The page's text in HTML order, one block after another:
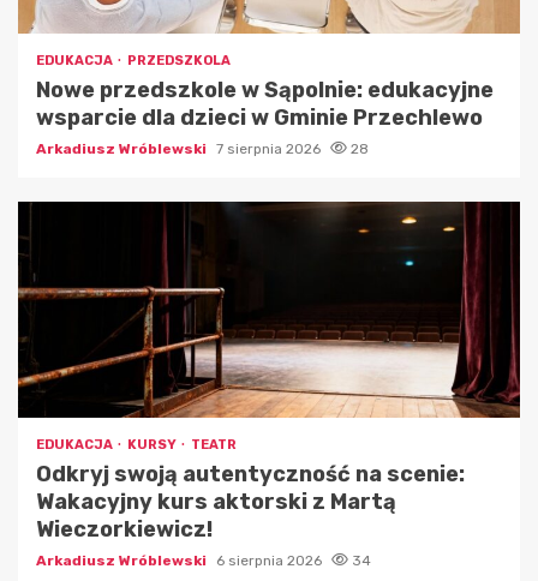
EDUKACJA PRZEDSZKOLA
Nowe przedszkole w Sąpolnie: edukacyjne
wsparcie dla dzieci w Gminie Przechlewo
Arkadiusz Wróblewski 7 sierpnia 2026 28
EDUKACJA KURSY TEATR
Odkryj swoją autentyczność na scenie:
Wakacyjny kurs aktorski z Martą
Wieczorkiewicz!
Arkadiusz Wróblewski 6 sierpnia 2026 34